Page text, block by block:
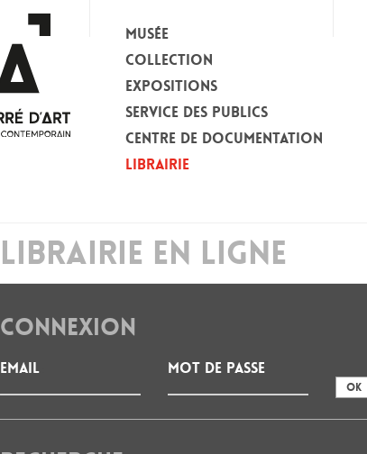
MUSÉE
COLLECTION
EXPOSITIONS
SERVICE DES PUBLICS
CENTRE DE DOCUMENTATION
LIBRAIRIE
LIBRAIRIE EN LIGNE
CONNEXION
Email Mot de passe